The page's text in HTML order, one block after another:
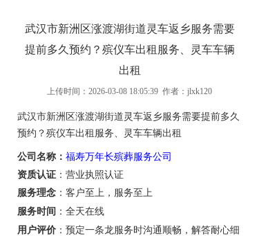
武汉市新洲区涨渡湖街道灵车返乡服务需要
提前多久预约？殡仪车出租服务、灵车车辆
出租
上传时间：2026-03-08 18:05:39 作者：jlxk120
武汉市新洲区涨渡湖街道 灵车返乡服务需要提前多久
预约？ 殡仪车出租服务 灵车车辆出租
公司名称： 福寿万年长殡葬服务公司
资质认证 ：营业执照认证
服务理念 ：客户至上，服务至上
服务时间 ：全天在线
用户评价 ： 预定一条龙服务时沟通顺畅，解答耐心细